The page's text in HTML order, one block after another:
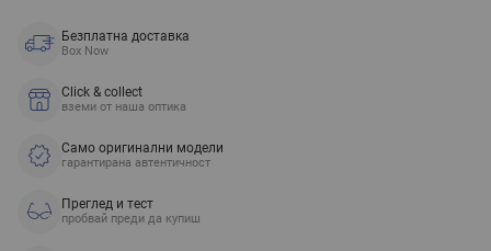
Безплатна доставка
Box Now
Click & collect
вземи от наша оптика
Само оригинални модели
гарантирана автентичност
Преглед и тест
пробвай преди да купиш